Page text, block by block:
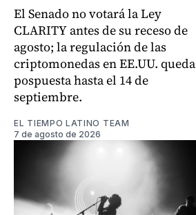
El Senado no votará la Ley
CLARITY antes de su receso de
agosto; la regulación de las
criptomonedas en EE.UU. queda
pospuesta hasta el 14 de
septiembre.
EL TIEMPO LATINO TEAM
7 de agosto de 2026